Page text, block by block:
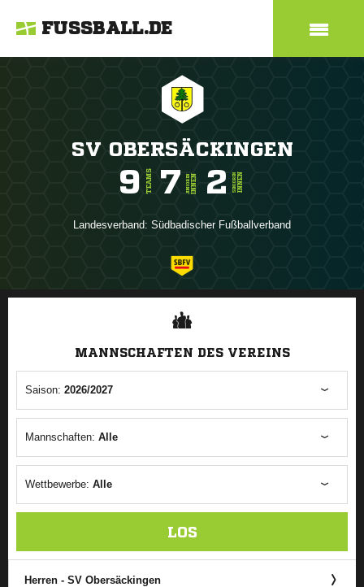
FUSSBALL.DE
SV OBERSÄCKINGEN
9 TEAMS 7 JUNIORENINNEN 2 SENIORENINNEN
Landesverband: Südbadischer Fußballverband
ANZEIGE
MANNSCHAFTEN DES VEREINS
Saison: 2026/2027
Mannschaften: Alle
Wettbewerbe: Alle
LOS
Herren - SV Obersäckingen